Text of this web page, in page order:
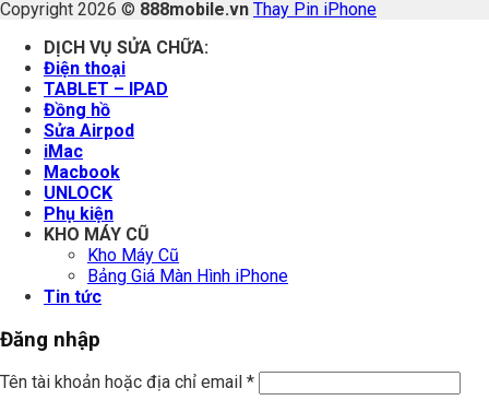
Copyright 2026 © 888mobile.vn Thay Pin iPhone
DỊCH VỤ SỬA CHỮA:
Điện thoại
TABLET – IPAD
Đồng hồ
Sửa Airpod
iMac
Macbook
UNLOCK
Phụ kiện
KHO MÁY CŨ
Kho Máy Cũ
Bảng Giá Màn Hình iPhone
Tin tức
Đăng nhập
Tên tài khoản hoặc địa chỉ email *